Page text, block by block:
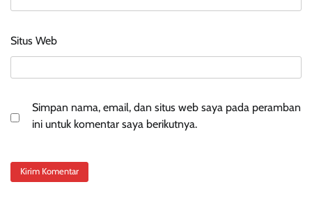
Situs Web
Simpan nama, email, dan situs web saya pada peramban
ini untuk komentar saya berikutnya.